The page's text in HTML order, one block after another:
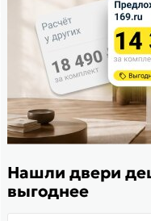
2 скрытые петли.
магнитной защелки
Нашли двери
выгоднее